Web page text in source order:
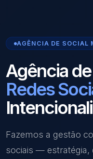
AGÊNCIA DE SOCIAL
Agência de
Redes
Fazemos a gestão
sociais — estratégia,